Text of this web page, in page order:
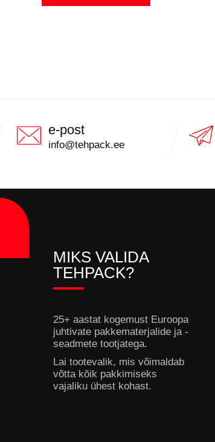
e-post
info@tehpack.ee
MIKS VALIDA
TEHPACK?
25+ aastat kogemust Euroopa
juhtivate pakkematerjalide ja -
seadmete tootjatega.
Lai tootevalik, mis võimaldab
võtta kõik pakkimiseks
vajaliku ühest kohast.